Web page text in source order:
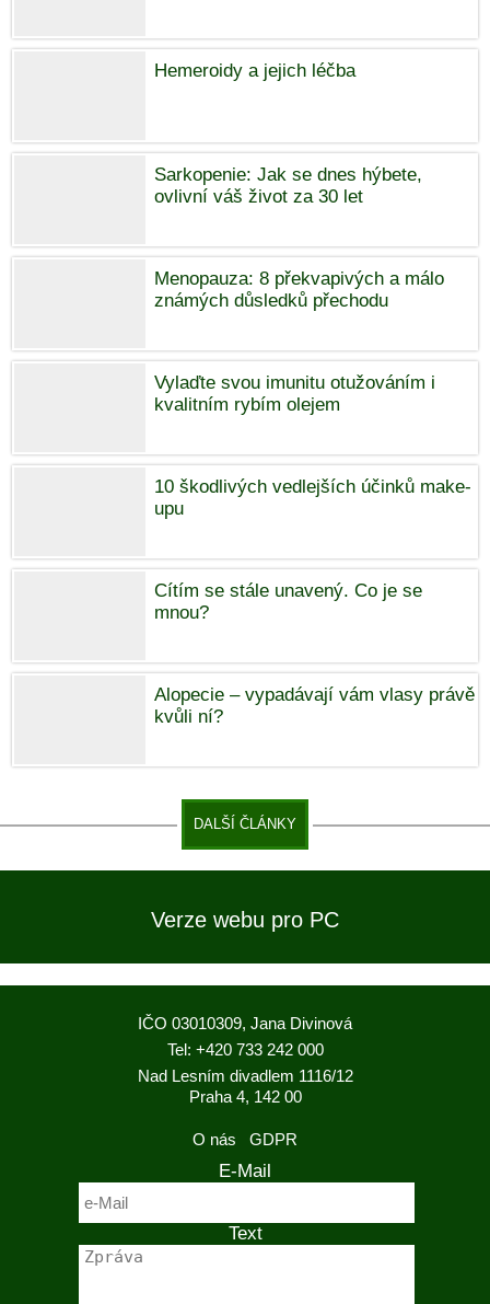
Hemeroidy a jejich léčba
Sarkopenie: Jak se dnes hýbete,
ovlivní váš život za 30 let
Menopauza: 8 překvapivých a málo
známých důsledků přechodu
Vylaďte svou imunitu otužováním i
kvalitním rybím olejem
10 škodlivých vedlejších účinků make-
upu
Cítím se stále unavený. Co je se
mnou?
Alopecie – vypadávají vám vlasy právě
kvůli ní?
DALŠÍ ČLÁNKY
Verze webu pro PC
IČO 03010309, Jana Divinová
Tel: +420 733 242 000
Nad Lesním divadlem 1116/12
Praha 4, 142 00
O nás GDPR
E-Mail
Text